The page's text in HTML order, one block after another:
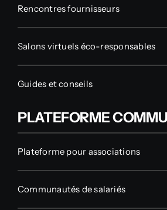
Rencontres fournisseurs
Salons virtuels éco-responsables
Guides et conseils
PLATEFORME
Plateforme pour associations
Communautés de salariés